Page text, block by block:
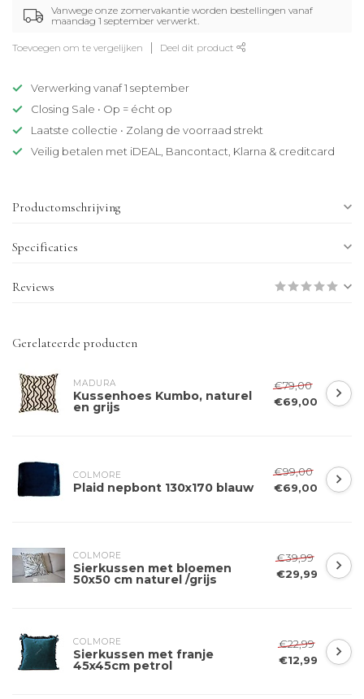
Vanwege onze zomervakantie worden bestellingen vanaf
maandag 1 september verwerkt.
Toevoegen om te vergelijken Deel dit product
Verwerking vanaf 1 september
Closing Sale • Op = écht op
Laatste collectie • Zolang de voorraad strekt
Veilig betalen met iDEAL, Bancontact, Klarna & creditcard
Productomschrijving
Specificaties
Reviews
Gerelateerde producten
MADURA
Kussenhoes Kumbo, naturel
en grijs
€79,00
€69,00
COLMORE
Plaid nepbont 130x170 blauw
€99,00
€69,00
COLMORE
Sierkussen met bloemen
50x50 cm naturel /grijs
€39,99
€29,99
COLMORE
Sierkussen met franje
45x45cm petrol
€22,99
€12,99